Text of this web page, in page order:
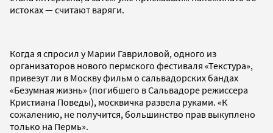
истоках — считают варяги.
Когда я спросил у Марии Гавриловой, одного из
организаторов нового пермского фестиваля «Текстура»,
привезут ли в Москву фильм о сальвадорских бандах
«Безумная жизнь» (погибшего в Сальвадоре режиссера
Кристиана Поведы), москвичка развела руками. «К
сожалению, не получится, большинство прав выкуплено
только на Пермь».